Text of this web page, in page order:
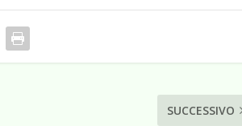
SUCCESSIVO